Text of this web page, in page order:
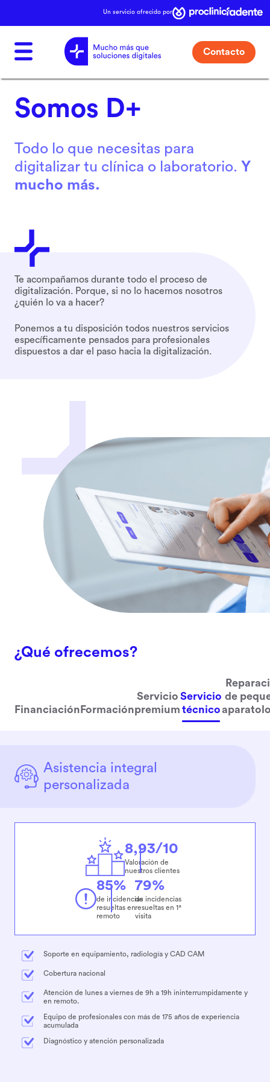
Un servicio ofrecido por
Contacto
Somos D+
Todo lo que necesitas para
digitalizar tu clínica o laboratorio. Y
mucho más.
Te acompañamos durante todo el proceso de
digitalización. Porque, si no lo hacemos nosotros
¿quién lo va a hacer?
Ponemos a tu disposición todos nuestros servicios
específicamente pensados para profesionales
dispuestos a dar el paso hacia la digitalización.
¿Qué ofrecemos?
Financiación Formación
Servicio
premium
Servicio
técnico
de
Asistencia integral
personalizada
8,93/10
Valoración de
nuestros clientes
85%
de incidencias
resueltas en
remoto
79%
de incidencias
resueltas en 1ª
visita
Soporte en equipamiento, radiología y CAD CAM
Cobertura nacional
Atención de lunes a viernes de 9h a 19h ininterrumpidamente y
en remoto.
Equipo de profesionales con más de 175 años de experiencia
acumulada
Diagnóstico y atención personalizada